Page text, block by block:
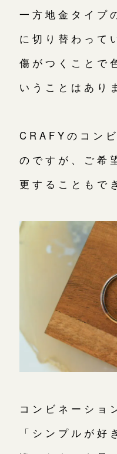
一方地金タイプ
に切り替わって
傷がつくことで
いうことはあり
CRAFYのコン
のですが、ご希
更することもで
コンビネーショ
「シンプルが好